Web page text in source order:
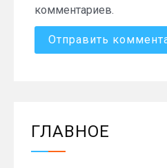
комментариев.
ГЛАВНОЕ